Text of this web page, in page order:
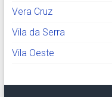
Vera Cruz
Vila da Serra
Vila Oeste